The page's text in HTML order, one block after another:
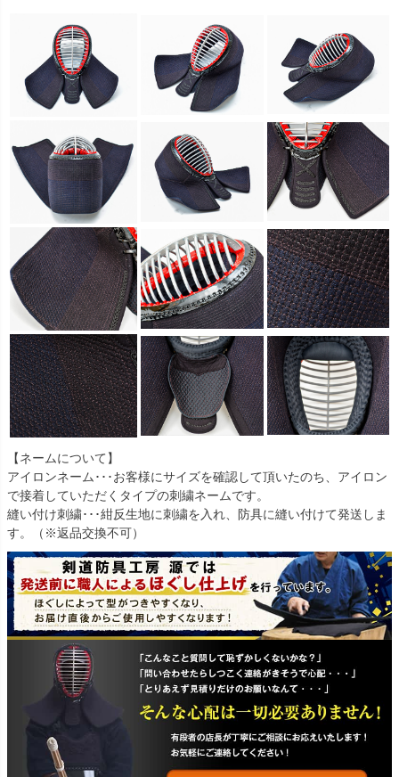
【ネームについて】
アイロンネーム･･･お客様にサイズを確認して頂いたのち、アイロン
で接着していただくタイプの刺繍ネームです。
縫い付け刺繍･･･紺反生地に刺繍を入れ、防具に縫い付けて発送しま
す。（※返品交換不可）